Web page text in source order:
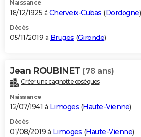
Naissance
18/12/1925 à Cherveix-Cubas (Dordogne)
Décès
05/11/2019 à Bruges (Gironde)
Jean ROUBINET (78 ans)
Créer une cagnotte obsèques
Naissance
12/07/1941 à Limoges (Haute-Vienne)
Décès
01/08/2019 à Limoges (Haute-Vienne)